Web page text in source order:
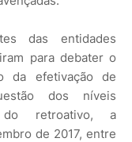
das entidades
para debater o
da efetivação de
dos níveis
do retroativo, a
de 2017, entre